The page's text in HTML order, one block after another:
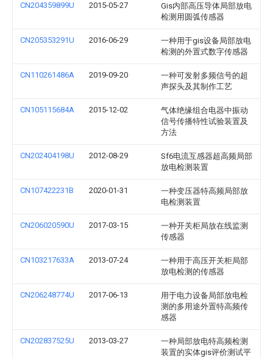
CN204359899U 2015-05-27
Gis内部高压导体局部放电
检测用圆弧传感器
CN205353291U 2016-06-29
一种用于gis设备局部放电
检测的外置式数字传感器
CN110261486A 2019-09-20
一种可发射多频信号的超
声探头及其制作工艺
CN105115684A 2015-12-02
气体绝缘组合电器中振动
信号传播特性试验装置及
方法
CN202404198U 2012-08-29
Sf6电流互感器超高频局部
放电检测装置
CN107422231B 2020-01-31
一种变压器特高频局部放
电检测装置
CN206020590U 2017-03-15
一种开关柜局放在线监测
传感器
CN103217633A 2013-07-24
一种用于高压开关柜局部
放电检测的传感器
CN206248774U 2017-06-13
用于电力设备局部放电检
测的多用途外置特高频传
感器
CN202837525U 2013-03-27
一种局部放电特高频检测
装置的实体gis评价测试平